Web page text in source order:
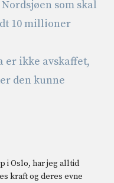
som skal
10 millioner
ikke avskaffet,
den kunne
i Oslo, har jeg alltid
kraft og deres evne